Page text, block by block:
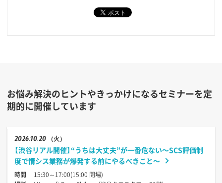
お悩み解決のヒントやきっかけになるセミナーを定
期的に開催しています
202610.20 （火）
【渋谷リアル開催】“うちは大丈夫”が一番危ない〜SCS評価制
度で情シス業務が爆発する前にやるべきこと〜
時間
15:30～17:00(15:00 開場)